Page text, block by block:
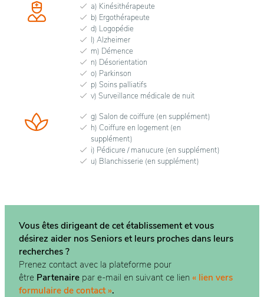
a) Kinésithérapeute
b) Ergothérapeute
d) Logopédie
l) Alzheimer
m) Démence
n) Désorientation
o) Parkinson
p) Soins palliatifs
v) Surveillance médicale de nuit
g) Salon de coiffure (en supplément)
h) Coiffure en logement (en
supplément)
i) Pédicure / manucure (en supplément)
u) Blanchisserie (en supplément)
Vous êtes dirigeant de cet établissement et vous
désirez aider nos Seniors et leurs proches dans leurs
recherches ?
Prenez contact avec la plateforme pour
être Partenaire par e-mail en suivant ce lien « lien vers
formulaire de contact ».